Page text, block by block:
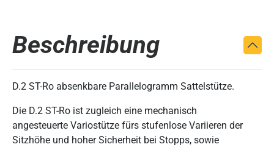
Beschreibung
D.2 ST-Ro absenkbare Parallelogramm Sattelstütze.
Die D.2 ST-Ro ist zugleich eine mechanisch
angesteuerte Variostütze fürs stufenlose Variieren der
Sitzhöhe und hoher Sicherheit bei Stopps, sowie